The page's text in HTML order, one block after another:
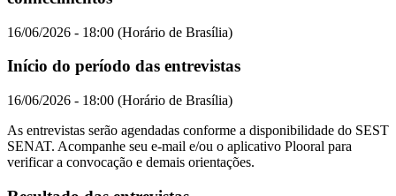
16/06/2026 - 18:00 (Horário de Brasília)
Início do período das entrevistas
16/06/2026 - 18:00 (Horário de Brasília)
As entrevistas serão agendadas conforme a disponibilidade do SEST
SENAT. Acompanhe seu e-mail e/ou o aplicativo Plooral para
verificar a convocação e demais orientações.